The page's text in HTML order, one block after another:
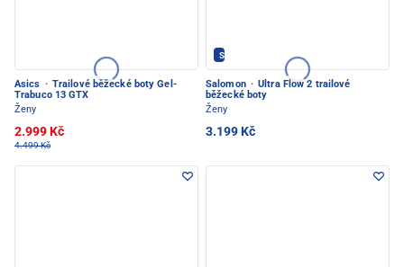
Asics · Trailové běžecké boty Gel-
Trabuco 13 GTX
Ženy
2.999 Kč
4.499 Kč
Salomon - PEC POD SNĚŽKOU
Salomon · Ultra Flow 2 trailové
běžecké boty
Ženy
3.199 Kč